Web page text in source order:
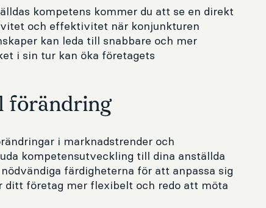
kompetens kommer du att se en direkt
och effektivitet när konjunkturen
kan leda till snabbare och mer
i sin tur kan öka företagets
förändring
i marknadstrender och
kompetensutveckling till dina anställda
färdigheterna för att anpassa sig
ditt företag mer flexibelt och redo att möta